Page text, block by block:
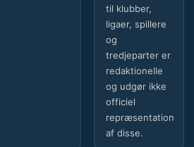
til klubber,
ligaer, spillere
og
tredjeparter er
redaktionelle
og udgør ikke
officiel
repræsentation
af disse.